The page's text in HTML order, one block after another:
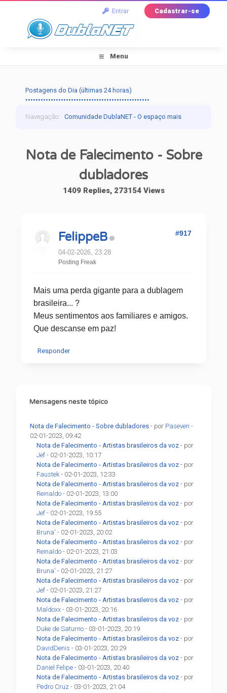
Entrar Cadastrar-se
Menu
Postagens do Dia (últimas 24 horas)
•••••••••••••••••••••••••••••••••••••••••••••••••
Navegação:Comunidade DublaNET - O espaço mais
Sobre dubladores
Nota de Falecimento - Sobre
dubladores
1409 Replies, 273154 Views
FelippeB
04-02-2026, 23:28
Posting Freak
#917
Mais uma perda gigante para a dublagem
brasileira... ?
Meus sentimentos aos familiares e amigos.
Que descanse em paz!
Responder
Mensagens neste tópico
Nota de Falecimento - Sobre dubladores - por Paseven -
02-01-2023, 09:42
Nota de Falecimento - Artistas brasileiros da voz - por
Jef - 02-01-2023, 10:17
Nota de Falecimento - Artistas brasileiros da voz - por
Faustek- 02-01-2023, 12:33
Nota de Falecimento - Artistas brasileiros da voz - por
Reinaldo - 02-01-2023, 13:00
Nota de Falecimento - Artistas brasileiros da voz - por
Jef - 02-01-2023, 19:55
Nota de Falecimento - Artistas brasileiros da voz - por
Bruna' - 02-01-2023, 20:02
Nota de Falecimento - Artistas brasileiros da voz - por
Reinaldo - 02-01-2023, 21:03
Nota de Falecimento - Artistas brasileiros da voz - por
Bruna' - 02-01-2023, 21:27
Nota de Falecimento - Artistas brasileiros da voz - por
Jef - 02-01-2023, 21:27
Nota de Falecimento - Artistas brasileiros da voz - por
Maldoxx - 03-01-2023, 20:16
Nota de Falecimento - Artistas brasileiros da voz - por
Duke de Saturno - 03-01-2023, 20:19
Nota de Falecimento - Artistas brasileiros da voz - por
DavidDenis - 03-01-2023, 20:29
Nota de Falecimento - Artistas brasileiros da voz - por
Daniel Felipe - 03-01-2023, 20:40
Nota de Falecimento - Artistas brasileiros da voz - por
Pedro Cruz - 03-01-2023, 21:04